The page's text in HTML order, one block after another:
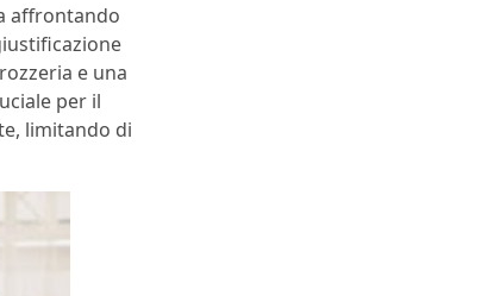
affrontando
e una
per il
limitando di